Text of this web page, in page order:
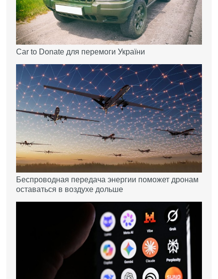
Car to Donate для перемоги України
Беспроводная передача энергии поможет дронам
оставаться в воздухе дольше